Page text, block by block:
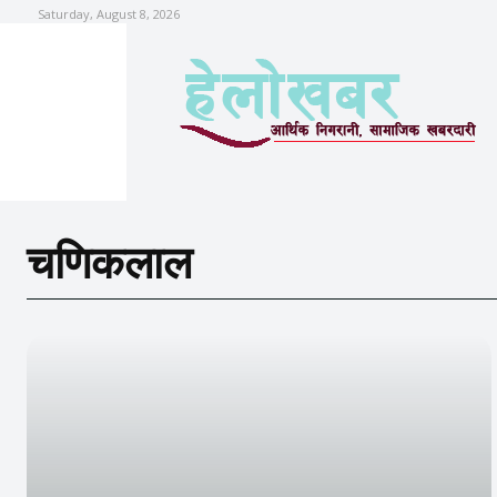
Saturday, August 8, 2026
चणिकलाल